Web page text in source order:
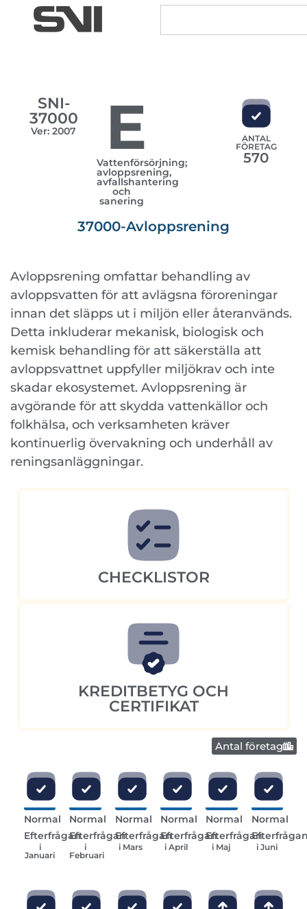
SNI-
37000
Ver: 2007 E
Vattenförsörjning;
avloppsrening,
avfallshantering
och
sanering
ANTAL
FÖRETAG
570
37000-Avloppsrening
Avloppsrening omfattar behandling av
avloppsvatten för att avlägsna föroreningar
innan det släpps ut i miljön eller återanvänds.
Detta inkluderar mekanisk, biologisk och
kemisk behandling för att säkerställa att
avloppsvattnet uppfyller miljökrav och inte
skadar ekosystemet. Avloppsrening är
avgörande för att skydda vattenkällor och
folkhälsa, och verksamheten kräver
kontinuerlig övervakning och underhåll av
reningsanläggningar.
CHECKLISTOR
KREDITBETYG OCH
CERTIFIKAT
Antal företag
Normal
Efterfrågan
i
Januari
Normal
Efterfrågan
i
Februari
Normal
Efterfrågan
i Mars
Normal
Efterfrågan
i April
Normal
Efterfrågan
i Maj
Normal
i Juni